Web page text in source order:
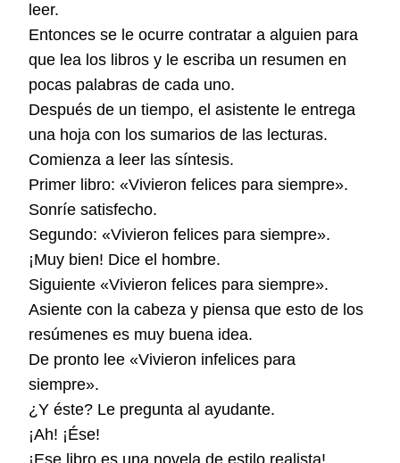
leer.
Entonces se le ocurre contratar a alguien para
que lea los libros y le escriba un resumen en
pocas palabras de cada uno.
Después de un tiempo, el asistente le entrega
una hoja con los sumarios de las lecturas.
Comienza a leer las síntesis.
Primer libro: «Vivieron felices para siempre».
Sonríe satisfecho.
Segundo: «Vivieron felices para siempre».
¡Muy bien! Dice el hombre.
Siguiente «Vivieron felices para siempre».
Asiente con la cabeza y piensa que esto de los
resúmenes es muy buena idea.
De pronto lee «Vivieron infelices para
siempre».
¿Y éste? Le pregunta al ayudante.
¡Ah! ¡Ése!